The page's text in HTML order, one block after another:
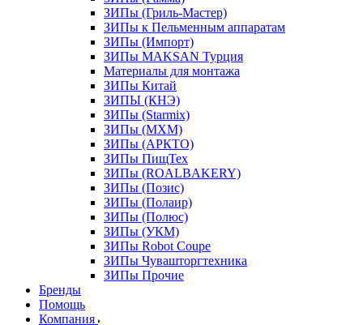
ЗИПы (Гриль-Мастер)
ЗИПы к Пельменным аппаратам
ЗИПы (Импорт)
ЗИПы MAKSAN Турция
Материалы для монтажа
ЗИПы Китай
ЗИПЫ (КНЭ)
ЗИПы (Starmix)
ЗИПы (МХМ)
ЗИПы (АРКТО)
ЗИПы ПищТех
ЗИПы (ROALBAKERY)
ЗИПы (Позис)
ЗИПы (Полаир)
ЗИПы (Полюс)
ЗИПы (УКМ)
ЗИПы Robot Coupe
ЗИПы Чувашторгтехника
ЗИПы Прочие
Бренды
Помощь
Компания